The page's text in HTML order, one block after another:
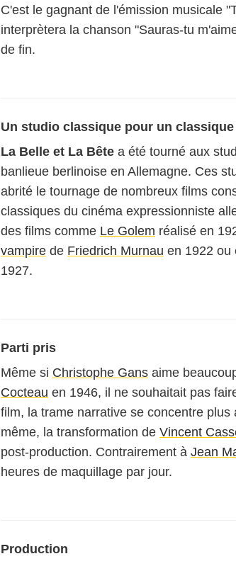
C'est le gagnant de l'émission musicale
interprètera la chanson "Sauras-tu
de fin.
Un studio classique pour un
La Belle et La Bête a été tourné aux
banlieue berlinoise en Allemagne. Ces
abrité le tournage de nombreux films
classiques du cinéma expressionniste
des films comme Le Golem réalisé en
vampire de Friedrich Murnau en 1922 ou
1927.
Parti pris
Même si Christophe Gans aime
Cocteau en 1946, il ne souhaitait pas
film, la trame narrative se concentre
même, la transformation de Vincent
post-production. Contrairement à Jean
heures de maquillage par jour.
Production